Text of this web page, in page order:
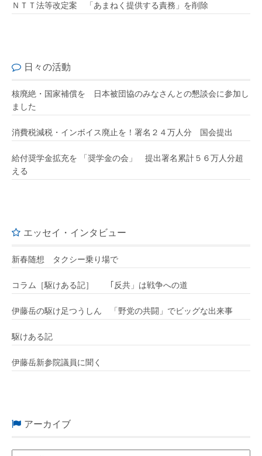
ＮＴＴ法等改定案 「あまねく提供する責務」を削除
日々の活動
核廃絶・国家補償を 日本被団協のみなさんとの懇談会に参加し
ました
消費税減税・インボイス廃止を！署名２４万人分 国会提出
給付奨学金拡充を 「奨学金の会」 提出署名累計５６万人分超
える
エッセイ・インタビュー
新春随想 タクシー乗り場で
コラム［駆けある記］ ｢反共」は戦争への道
伊藤岳の駆け足つうしん 「野党の共闘」でビッグな出来事
駆けある記
伊藤岳新参院議員に聞く
アーカイブ